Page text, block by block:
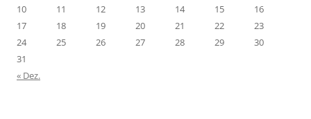
10
11 12 13 14 15
16
17
18 19 20 21 22
23
24
25 26 27 28 29
30
31
« Dez.